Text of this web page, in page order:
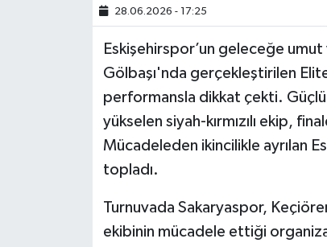
28.06.2026 - 17:25
Eskişehirspor’un geleceğe umut
Gölbaşı'nda gerçekleştirilen
performansla dikkat çekti.
yükselen siyah-kırmızılı ekip,
Mücadeleden ikincilikle ayrılan
topladı.
Turnuvada Sakaryaspor,
ekibinin mücadele ettiği